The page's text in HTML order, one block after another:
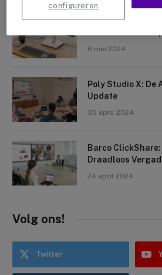
Crosscall X-
6 mei 2024
Poly Studio X: De
Update
30 april 2024
Barco ClickShare:
Draadloos
24 april 2024
Volg ons!
Twitter
configureren